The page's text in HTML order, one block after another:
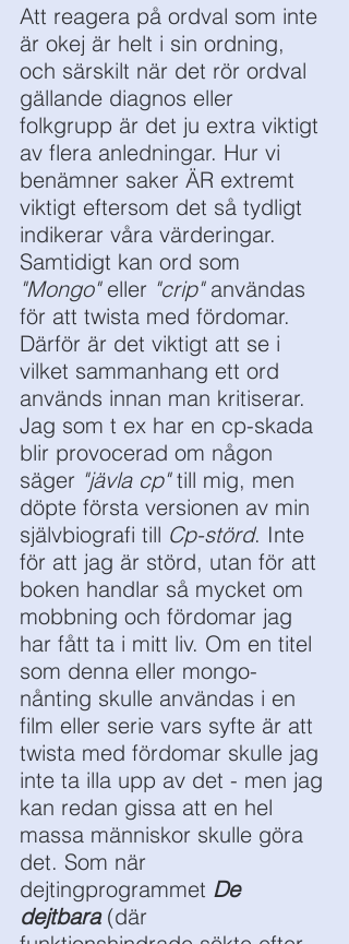
Att reagera på ordval som inte
är okej är helt i sin ordning,
och särskilt när det rör ordval
gällande diagnos eller
folkgrupp är det ju extra viktigt
av flera anledningar. Hur vi
benämner saker ÄR extremt
viktigt eftersom det så tydligt
indikerar våra värderingar.
Samtidigt kan ord som
"Mongo" eller "crip" användas
för att twista med fördomar.
Därför är det viktigt att se i
vilket sammanhang ett ord
används innan man kritiserar.
Jag som t ex har en cp-skada
blir provocerad om någon
säger "jävla cp" till mig, men
döpte första versionen av min
självbiografi till Cp-störd. Inte
för att jag är störd, utan för att
boken handlar så mycket om
mobbning och fördomar jag
har fått ta i mitt liv. Om en titel
som denna eller mongo-
nånting skulle användas i en
film eller serie vars syfte är att
twista med fördomar skulle jag
inte ta illa upp av det - men jag
kan redan gissa att en hel
massa människor skulle göra
det. Som när
dejtingprogrammet De
dejtbara (där